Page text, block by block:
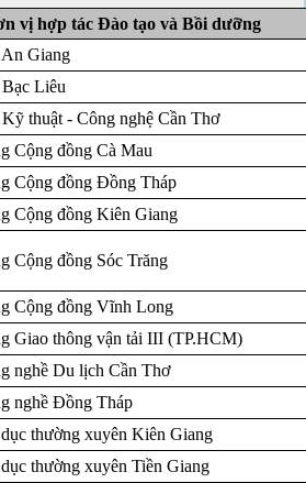
vị hợp tác Đào tạo và Bồi dưỡng
Giang
Liêu
thuật - Công nghệ Cần Thơ
Cộng đồng Cà Mau
Cộng đồng Đồng Tháp
Cộng đồng Kiên Giang
Cộng đồng Sóc Trăng
Cộng đồng Vĩnh Long
Giao thông vận tải III (TP.HCM)
nghề Du lịch Cần Thơ
nghề Đồng Tháp
thường xuyên Kiên Giang
thường xuyên Tiền Giang